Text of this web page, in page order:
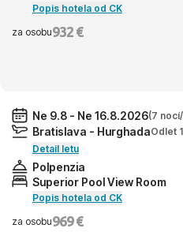
Popis hotela od CK
za osobu932 €
Ne 9.8 - Ne 16.8.2026(7
Bratislava - HurghadaOdlet
Detail letu
Polpenzia
Superior Pool View Room
Popis hotela od CK
za osobu969 €